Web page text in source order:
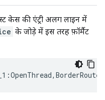
केस की एंट्री अलग लाइन में
के जोड़े में इस तरह फ़ॉर्मैट